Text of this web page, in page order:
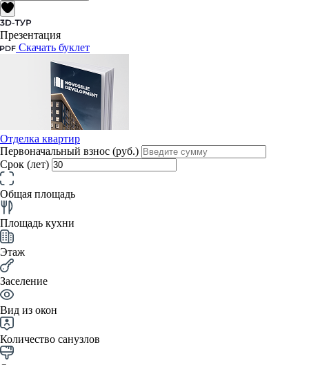
Презентация
Скачать буклет
Отделка квартир
Первоначальный взнос (руб.)
Срок (лет)
Общая площадь
Площадь кухни
Этаж
Заселение
Вид из окон
Количество санузлов